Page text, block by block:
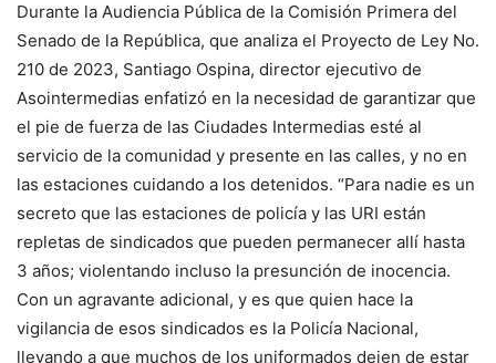
Durante la Audiencia Pública de la Comisión Primera del
Senado de la República, que analiza el Proyecto de Ley No.
210 de 2023, Santiago Ospina, director ejecutivo de
Asointermedias enfatizó en la necesidad de garantizar que
el pie de fuerza de las Ciudades Intermedias esté al
servicio de la comunidad y presente en las calles, y no en
las estaciones cuidando a los detenidos. “Para nadie es un
secreto que las estaciones de policía y las URI están
repletas de sindicados que pueden permanecer allí hasta
3 años; violentando incluso la presunción de inocencia.
Con un agravante adicional, y es que quien hace la
vigilancia de esos sindicados es la Policía Nacional,
llevando a que muchos de los uniformados dejen de estar